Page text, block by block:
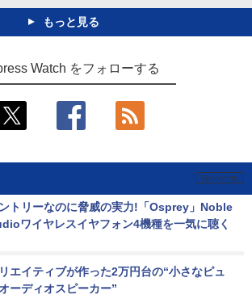
もっと見る
Watch をフォローする
トリーなのに脅威の実力!「Osprey」Noble
ワイヤレスイヤフォン4機種を一気に聴く
エイティブが作った2万円台の“小さなピュ
ーディオスピーカー”